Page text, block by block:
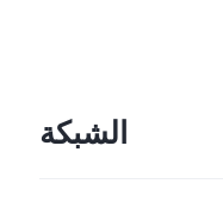
الشبكة